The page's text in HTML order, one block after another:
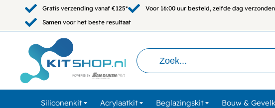
Gratis verzending vanaf €125*
Voor 16:00 uur besteld, zelfde dag verzonden
Samen voor het beste resultaat
Siliconenkit Acrylaatkit Beglazingskit Bouw &